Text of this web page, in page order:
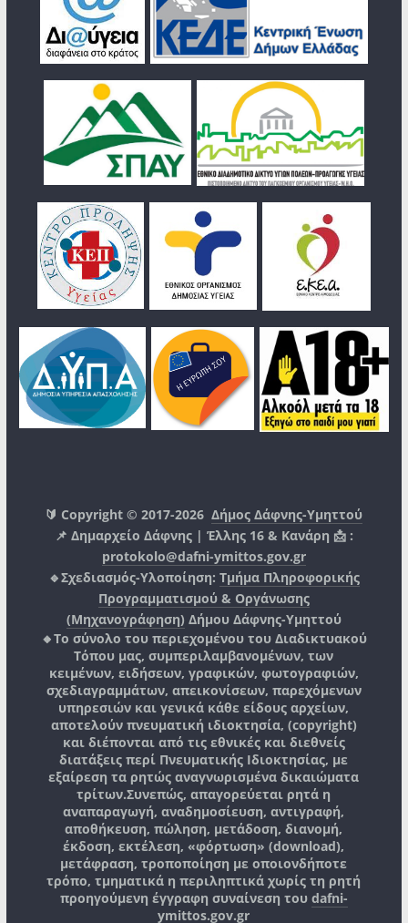
🔰 Copyright © 2017-2026Δήμος Δάφνης-Υμηττού
📌 Δημαρχείο Δάφνης | Έλλης 16 & Κανάρη 📩 :
protokolo@dafni-ymittos.gov.gr
🔹Σχεδιασμός-Υλοποίηση: Τμήμα Πληροφορικής
Προγραμματισμού & Οργάνωσης
(Μηχανογράφηση) Δήμου Δάφνης-Υμηττού
🔸Το σύνολο του περιεχομένου του Διαδικτυακού
Τόπου μας, συμπεριλαμβανομένων, των
κειμένων, ειδήσεων, γραφικών, φωτογραφιών,
σχεδιαγραμμάτων, απεικονίσεων, παρεχόμενων
υπηρεσιών και γενικά κάθε είδους αρχείων,
αποτελούν πνευματική ιδιοκτησία, (copyright)
και διέπονται από τις εθνικές και διεθνείς
διατάξεις περί Πνευματικής Ιδιοκτησίας, με
εξαίρεση τα ρητώς αναγνωρισμένα δικαιώματα
τρίτων.Συνεπώς, απαγορεύεται ρητά η
αναπαραγωγή, αναδημοσίευση, αντιγραφή,
αποθήκευση, πώληση, μετάδοση, διανομή,
έκδοση, εκτέλεση, «φόρτωση» (download),
μετάφραση, τροποποίηση με οποιονδήποτε
τρόπο, τμηματικά η περιληπτικά χωρίς τη ρητή
προηγούμενη έγγραφη συναίνεση του dafni-
ymittos.gov.gr